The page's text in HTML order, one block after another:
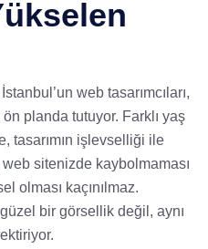
İstanbul’un web tasarımcıları,
planda tutuyor. Farklı yaş
tasarımın işlevselliği ile
sitenizde kaybolmaması
olması kaçınılmaz.
bir görsellik değil, aynı